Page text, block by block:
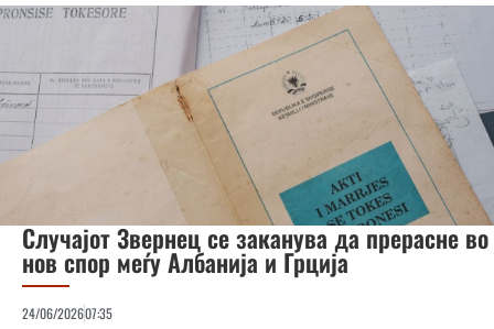
Случајот Звернец се заканува да прерасне во
нов спор меѓу Албанија и Грција
24/06/202607:35